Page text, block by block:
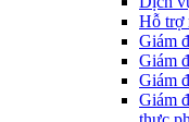
Hỗ trợ
Giám
Giám
Giám
Giám